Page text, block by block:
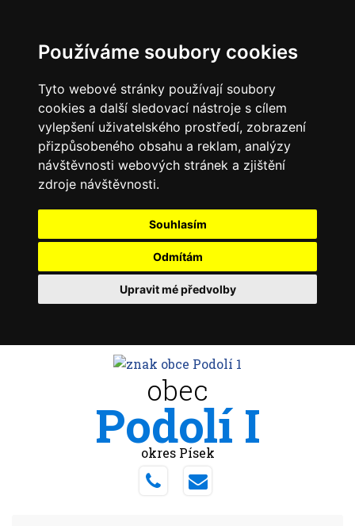
Používáme soubory cookies
Tyto webové stránky používají soubory
cookies a další sledovací nástroje s cílem
vylepšení uživatelského prostředí, zobrazení
přizpůsobeného obsahu a reklam, analýzy
návštěvnosti webových stránek a zjištění
zdroje návštěvnosti.
Souhlasím
Odmítám
Upravit mé předvolby
obec
Podolí I
okres Písek